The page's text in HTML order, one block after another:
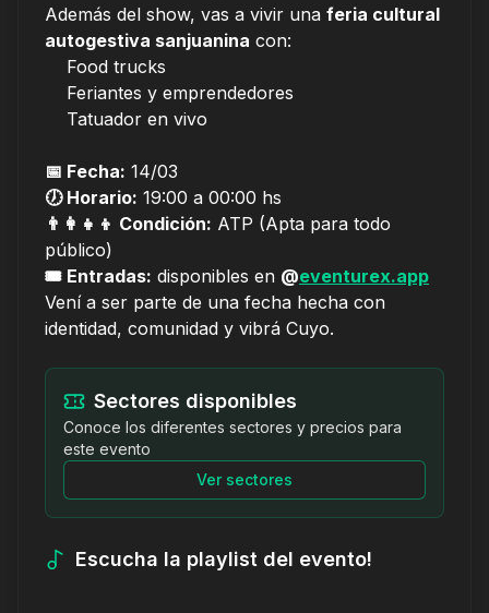
Además del show, vas a vivir una feria cultural
autogestiva sanjuanina con:
Food trucks
Feriantes y emprendedores
Tatuador en vivo
📅 Fecha: 14/03
🕖 Horario: 19:00 a 00:00 hs
👨‍👩‍👧‍👦 Condición: ATP (Apta para todo
público)
🎟 Entradas: disponibles en @eventurex.app
Vení a ser parte de una fecha hecha con
identidad, comunidad y vibrá Cuyo.
Sectores disponibles
Conoce los diferentes sectores y precios para
este evento
Ver sectores
Escucha la playlist del evento!